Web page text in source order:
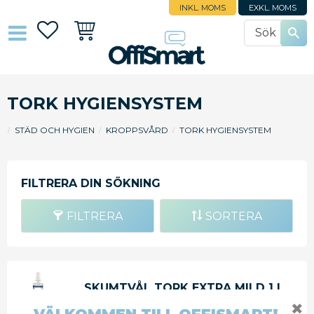
INKL. MOMS EXKL. MOMS
FavoriterKundvagn
TORK HYGIENSYSTEM
STÄD OCH HYGIEN KROPPSVÅRD TORK HYGIENSYSTEM
FILTRERA SORTERA
SKUMTVÅL TORK EXTRA MILD 1 L
✖